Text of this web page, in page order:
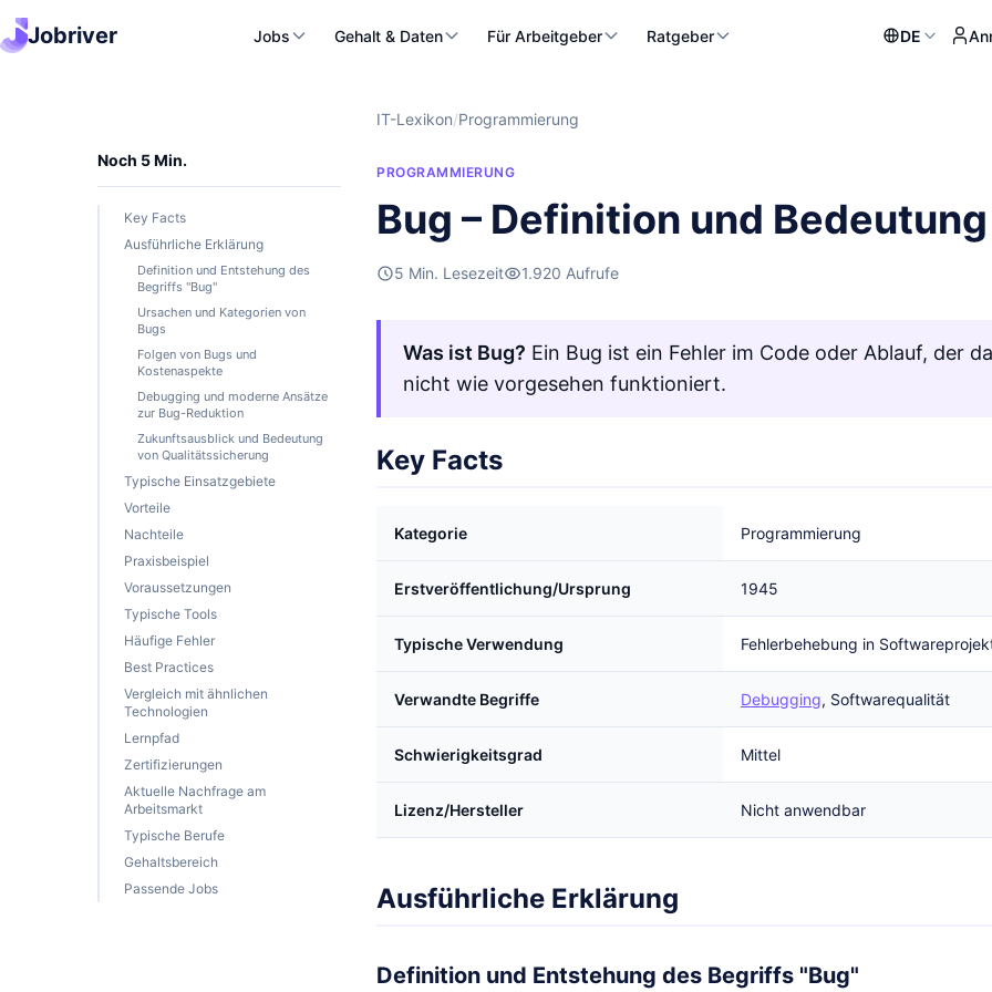
Jobriver Jobs Gehalt & Daten Für Arbeitgeber Ratgeber DE
Noch 5 Min.
Key Facts
Ausführliche Erklärung
Definition und Entstehung des
Begriffs "Bug"
Ursachen und Kategorien von
Bugs
Folgen von Bugs und
Kostenaspekte
Debugging und moderne Ansätze
zur Bug-Reduktion
Zukunftsausblick und Bedeutung
von Qualitätssicherung
Typische Einsatzgebiete
Vorteile
Nachteile
Praxisbeispiel
Voraussetzungen
Typische Tools
Häufige Fehler
Best Practices
Vergleich mit ähnlichen
Technologien
Lernpfad
Zertifizierungen
Aktuelle Nachfrage am
Arbeitsmarkt
Typische Berufe
Gehaltsbereich
Passende Jobs
IT-Lexikon/Programmierung
PROGRAMMIERUNG
Bug – Definition und Bedeutung
5 Min. Lesezeit 1.920 Aufrufe
Was ist Bug? Ein Bug ist ein Fehler im Code oder Ablauf, der
nicht wie vorgesehen funktioniert.
Key Facts
Kategorie Programmierung
Erstveröffentlichung/Ursprung 1945
Typische Verwendung Fehlerbehebung in
Verwandte Begriffe Debugging, Softwarequalität
Schwierigkeitsgrad Mittel
Lizenz/Hersteller Nicht anwendbar
Ausführliche Erklärung
Definition und Entstehung des Begriffs "Bug"